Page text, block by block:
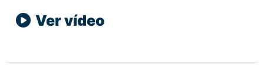
Ver vídeo